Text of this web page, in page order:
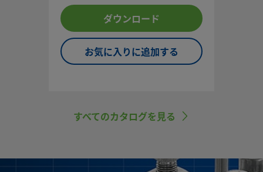
製ボディ／■ エンド・コネクショ
ン・タイプ（サイズ）：VCR® メ
タル・ガスケット式面シール継手
（1/4 インチ）、チューブ突き合
わせ溶接（1/4 インチ）、集積モ
ダウンロード
お気に入りに追加する
すべてのカタログを見る